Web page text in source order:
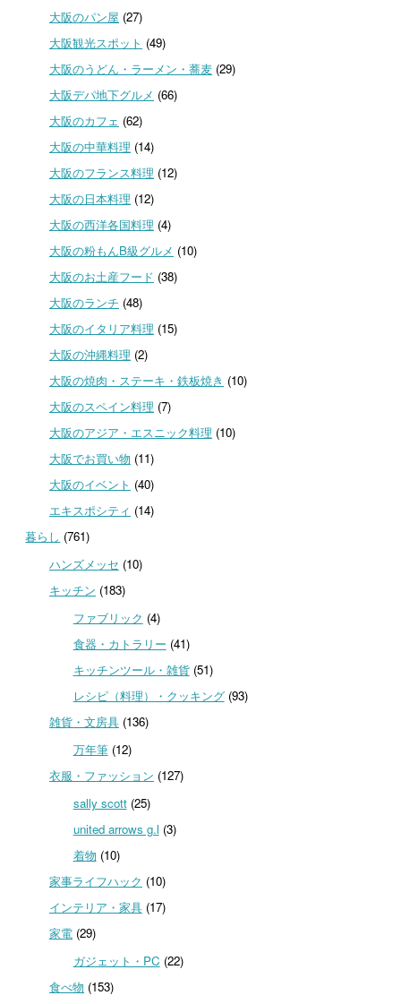
大阪のパン屋 (27)
大阪観光スポット (49)
大阪のうどん・ラーメン・蕎麦(29)
大阪デパ地下グルメ (66)
大阪のカフェ (62)
大阪の中華料理 (14)
大阪のフランス料理 (12)
大阪の日本料理 (12)
大阪の西洋各国料理 (4)
大阪の粉もんB級グルメ (10)
大阪のお土産フード (38)
大阪のランチ (48)
大阪のイタリア料理 (15)
大阪の沖縄料理 (2)
大阪の焼肉・ステーキ・鉄板焼き (10)
大阪のスペイン料理 (7)
大阪のアジア・エスニック料理 (10)
大阪でお買い物 (11)
大阪のイベント (40)
エキスポシティ (14)
暮らし (761)
ハンズメッセ (10)
キッチン (183)
ファブリック (4)
食器・カトラリー (41)
キッチンツール・雑貨(51)
レシピ（料理）・クッキング(93)
雑貨・文房具(136)
万年筆(12)
衣服・ファッション (127)
sally scott(25)
united arrows g.l (3)
着物 (10)
家事ライフハック (10)
インテリア・家具(17)
家電(29)
ガジェット・PC (22)
食べ物 (153)